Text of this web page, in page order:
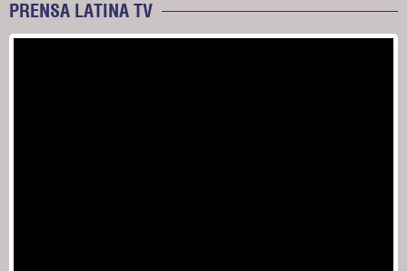
PRENSA LATINA TV